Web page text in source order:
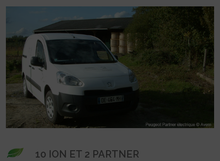
10 ION ET 2 PARTNER